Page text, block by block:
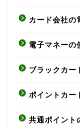
カード会社の
電子マネーの
ブラックカー
ポイントカー
共通ポイント